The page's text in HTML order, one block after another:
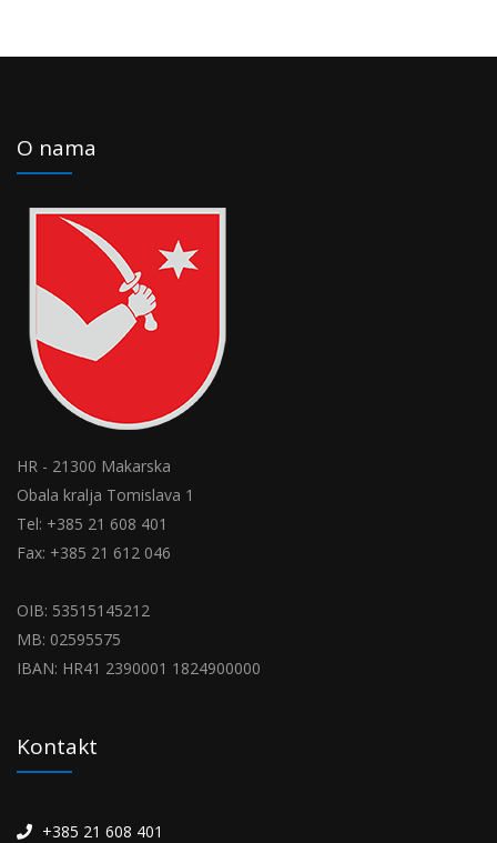
O nama
HR - 21300 Makarska
Obala kralja Tomislava 1
Tel: +385 21 608 401
Fax: +385 21 612 046
OIB: 53515145212
MB: 02595575
IBAN: HR41 2390001 1824900000
Kontakt
+385 21 608 401